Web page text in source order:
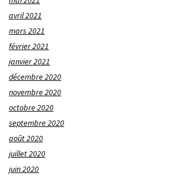
avril 2021
mars 2021
février 2021
janvier 2021
décembre 2020
novembre 2020
octobre 2020
septembre 2020
août 2020
juillet 2020
juin 2020